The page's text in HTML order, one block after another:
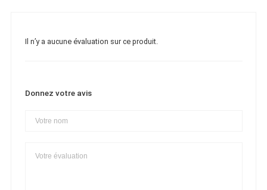
Il n’y a aucune évaluation sur ce produit.
Donnez votre avis